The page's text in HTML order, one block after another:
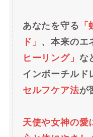
あなたを守る
ド」 、本来のエ
ヒーリング」 な
インボーチルド
セルフケア法が
天使や女神の愛